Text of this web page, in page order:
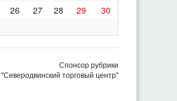
26 27 28 29
30
Спонсор рубрики
"Северодвинский торговый центр"